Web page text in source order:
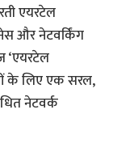
एयरटेल
और नेटवर्किंग
‘एयरटेल
के लिए एक सरल,
नेटवर्क